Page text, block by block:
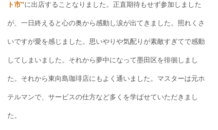
ト市”に出店することなりました。正直期待もせず参加しました
が、 一日終えると心の奥から感動し涙が出てきました。照れくさ
いですが愛を感じました。思いやりや気配りが素敵すぎてで感動
してしまいました。それから夢中になって墨田区を徘徊しまし
た。 それから東向島珈琲店にもよく通いました。マスターは元ホ
テルマンで、サービスの仕方など多くを学ばせていただきまし
た。